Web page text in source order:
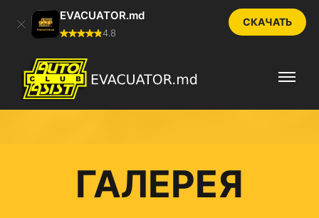
EVACUATOR.md
4.8
СКАЧАТЬ